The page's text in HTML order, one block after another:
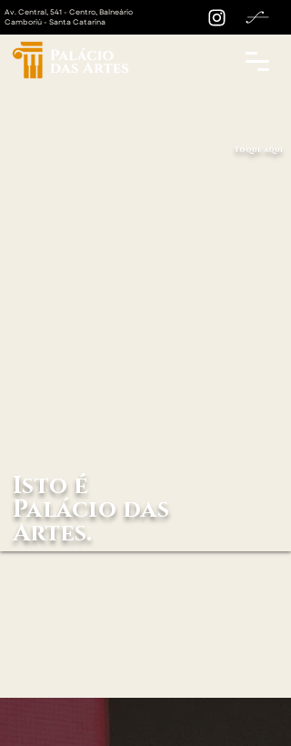
Av. Central, 541 - Centro, Balneário
Camboriú - Santa Catarina
Isto é
Palácio das
Artes.
Toque aqui